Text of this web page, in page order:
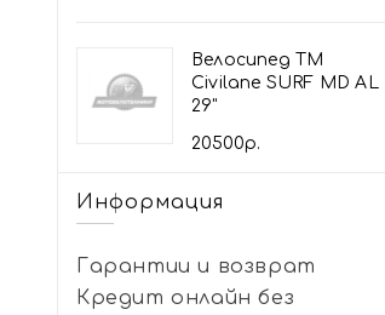
Велосипед TM
Civilane SURF MD AL
29"
20500р.
Информация
Гарантии и возврат
Кредит онлайн без